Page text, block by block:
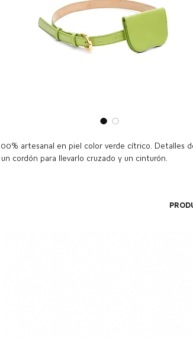
artesanal en piel color verde cítrico. Detalles
cordón para llevarlo cruzado y un cinturón.